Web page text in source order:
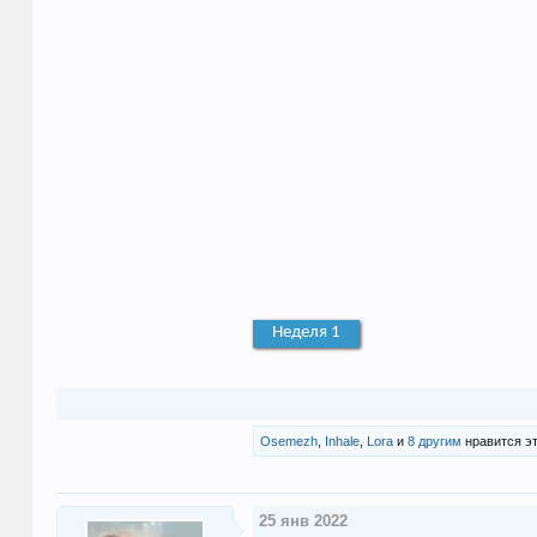
Неделя 1
Osemezh, Inhale, Loraи 8 другим нравится
25 янв 2022